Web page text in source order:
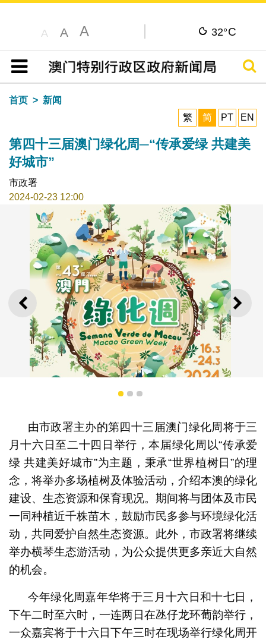
A A A 32°C
目录
搜寻
首页
新闻
繁
简 PT EN
第四十三届澳门绿化周─“传承爱绿 共建美
好城市”
市政署
2024-02-23 12:00
上一则 下一
绿化周海报
1 2 3
由市政署主办的第四十三届澳门绿化周将于三
月十六日至二十四日举行，本届绿化周以“传承爱
绿 共建美好城市”为主题，秉承“世界植树日”的理
念，将举办多场植树及体验活动，介绍本澳的绿化
建设、生态资源和保育现况。期间将与团体及市民
一同种植近千株苗木，鼓励市民多参与环境绿化活
动，共同爱护自然生态资源。此外，市政署将继续
举办横琴生态游活动，为公众提供更多亲近大自然
的机会。
今年绿化周嘉年华将于三月十六日和十七日，
下午二时至六时，一连两日在氹仔龙环葡韵举行，
一众嘉宾将于十六日下午三时在现场举行绿化周开